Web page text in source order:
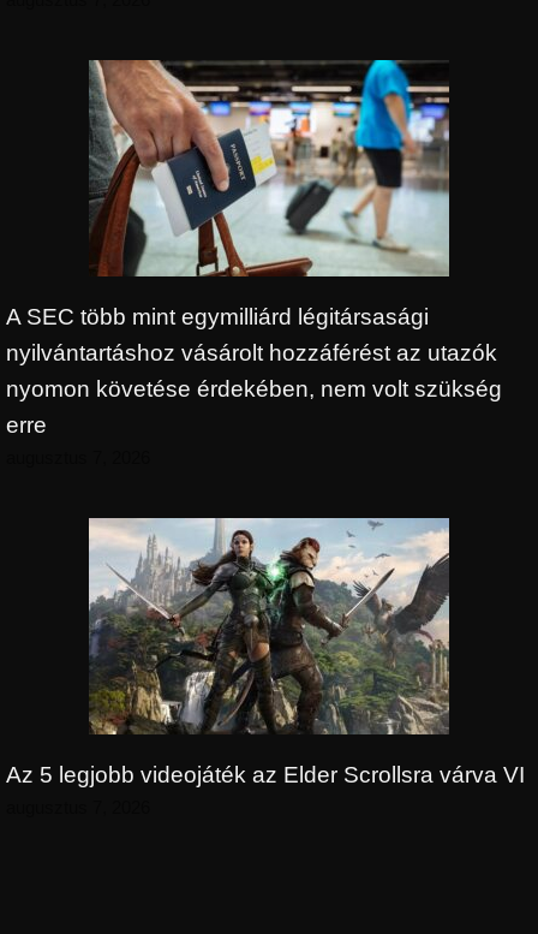
A SEC több mint egymilliárd légitársasági
nyilvántartáshoz vásárolt hozzáférést az utazók
nyomon követése érdekében, nem volt szükség
erre
Az 5 legjobb videojáték az Elder Scrollsra várva VI